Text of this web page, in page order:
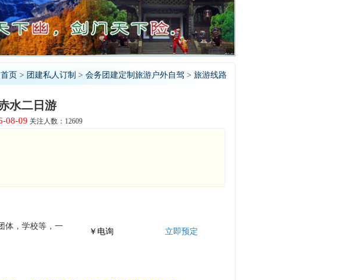
首页 > 团建私人订制 > 会务团建定制旅游户外自驾 > 旅游线路
水二日游
08-09 关注人数：12609
体，学校等，一
￥电询 立即预定